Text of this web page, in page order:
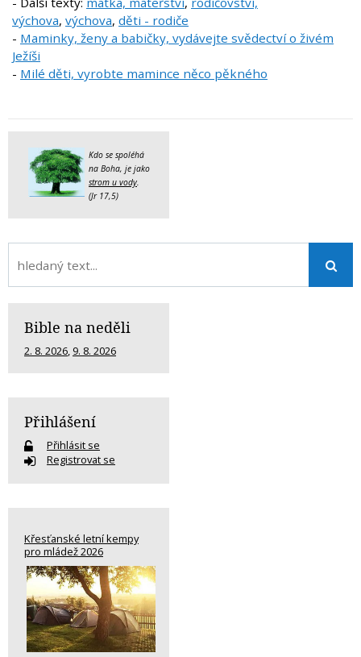
výchova, výchova, děti - rodiče
- Maminky, ženy a babičky, vydávejte svědectví o živém
Ježíši
- Milé děti, vyrobte mamince něco pěkného
Kdo se spoléhá
na Boha, je jako
strom u vody.
(Jr 17,5)
Bible na neděli
2. 8. 2026, 9. 8. 2026
Přihlášení
Přihlásit se
Registrovat se
Křesťanské letní kempy
pro mládež 2026